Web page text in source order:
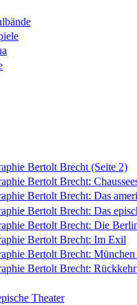
Bertolt Brecht (Seite 2)
Bertolt Brecht:
Bertolt Brecht: Das
Bertolt Brecht: Das
Bertolt Brecht: Die
Bertolt Brecht: Im Exil
Bertolt Brecht:
Bertolt Brecht:
Theater